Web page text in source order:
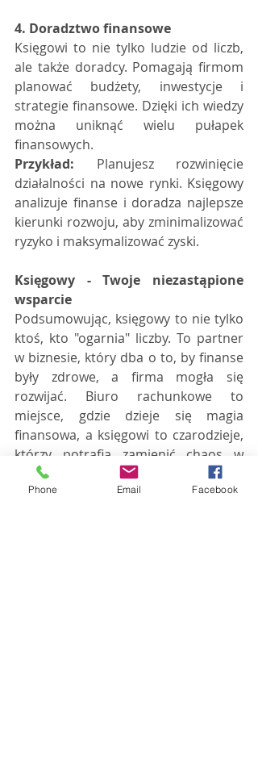
4. Doradztwo finansowe
Księgowi to nie tylko ludzie od liczb,
ale także doradcy. Pomagają firmom
planować budżety, inwestycje i
strategie finansowe. Dzięki ich wiedzy
można uniknąć wielu pułapek
finansowych.
Przykład: Planujesz rozwinięcie
działalności na nowe rynki. Księgowy
analizuje finanse i doradza najlepsze
kierunki rozwoju, aby zminimalizować
ryzyko i maksymalizować zyski.
Księgowy - Twoje niezastąpione
wsparcie
Podsumowując, księgowy to nie tylko
ktoś, kto "ogarnia" liczby. To partner
w biznesie, który dba o to, by finanse
były zdrowe, a firma mogła się
rozwijać. Biuro rachunkowe to
miejsce, gdzie dzieje się magia
finansowa, a księgowi to czarodzieje,
którzy potrafią zamienić chaos w
porządek i zapewnić firmie stabilność.
Pamiętaj, że księgowy to nie tylko
Phone Email Facebook